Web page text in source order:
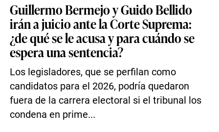
Guillermo Bermejo y Guido Bellido
irán a juicio ante la Corte Suprema:
¿de qué se le acusa y para cuándo se
espera una sentencia?
Los legisladores, que se perfilan como
candidatos para el 2026, podría quedaron
fuera de la carrera electoral si el tribunal los
condena en prime...